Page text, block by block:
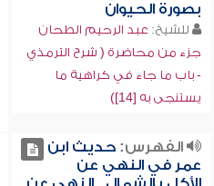
بصورة الحيوان
للشيخ: عبد الرحيم الطحان
جزء من محاضرة ( شرح الترمذي
- باب ما جاء في كراهية ما
يستنجى به [14])
الفهرس:حديث ابن
عمر في النهي عن